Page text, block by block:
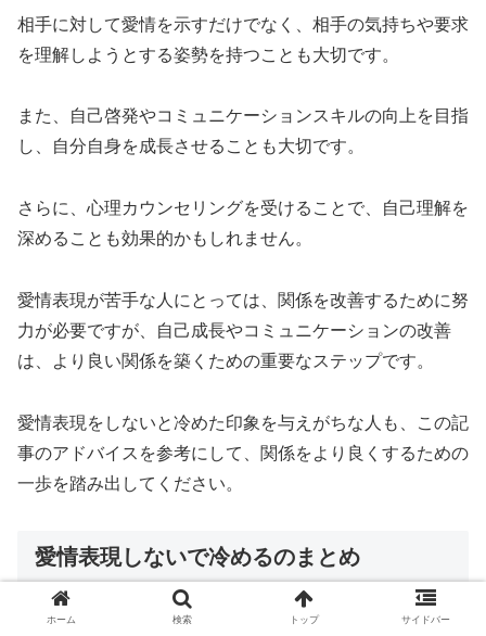
相手に対して愛情を示すだけでなく、相手の気持ちや要求
を理解しようとする姿勢を持つことも大切です。
また、自己啓発やコミュニケーションスキルの向上を目指
し、自分自身を成長させることも大切です。
さらに、心理カウンセリングを受けることで、自己理解を
深めることも効果的かもしれません。
愛情表現が苦手な人にとっては、関係を改善するために努
力が必要ですが、自己成長やコミュニケーションの改善
は、より良い関係を築くための重要なステップです。
愛情表現をしないと冷めた印象を与えがちな人も、この記
事のアドバイスを参考にして、関係をより良くするための
一歩を踏み出してください。
愛情表現しないで冷めるのまとめ
ホーム 検索 トップ サイドバー